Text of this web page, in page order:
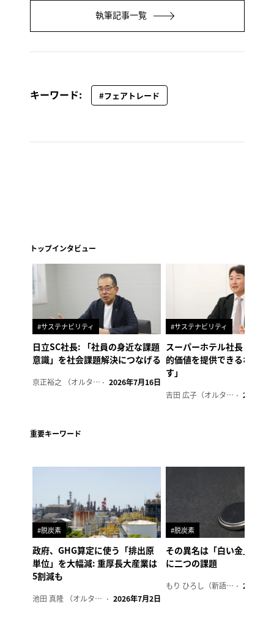
執筆記事一覧
キーワード: #フェアトレード
トップインタビュー
#サステナビリティ
日立SC社長: 「社員の身近な課題
意識」を社会課題解決につなげる
京正裕之 （オルタナ副編集長） 2026年7月16日
#サステナビリティ
スーパーホテル社長「地域
的価値を提供できるホテル
す」
吉田 広子（オルタナ輪番編集長） 2026年6
重要キーワード
#脱炭素
政府、GHG算定に使う「排出原
単位」を大幅減: 重厚長大産業は
5割減も
池田 真隆 （オルタナ輪番編集長） 2026年7月2日
#脱炭素
その異名は「白い金」、リ
に二つの課題
もり ひろし（新語ウォッチャー） 2023年7